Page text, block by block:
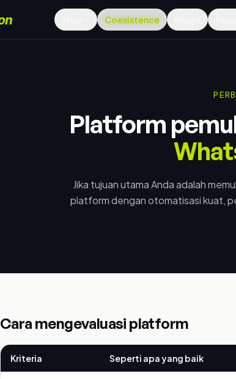
Coexistence
Platform
Jika tujuan utama Anda adalah
platform dengan otomatisasi kuat,
Cara mengevaluasi platform
Kriteria Seperti apa yang baik